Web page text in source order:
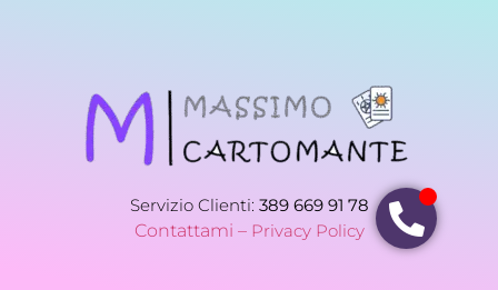
Servizio Clienti: 389 669 91 78
Contattami – Privacy Policy